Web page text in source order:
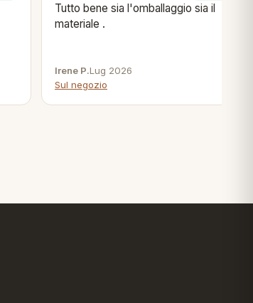
Tutto bene sia l'omballaggio sia il
materiale .
Irene P.Lug 2026
Sul negozio